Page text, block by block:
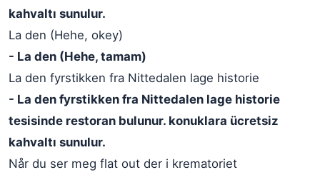
kahvaltı sunulur.
La den (Hehe, okey)
- La den (Hehe, tamam)
La den fyrstikken fra Nittedalen lage historie
- La den fyrstikken fra Nittedalen lage historie
tesisinde restoran bulunur. konuklara ücretsiz
kahvaltı sunulur.
Når du ser meg flat out der i krematoriet